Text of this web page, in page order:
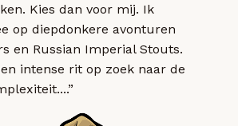
Kies dan voor mij. Ik
op diepdonkere avonturen
en Russian Imperial Stouts.
intense rit op zoek naar de